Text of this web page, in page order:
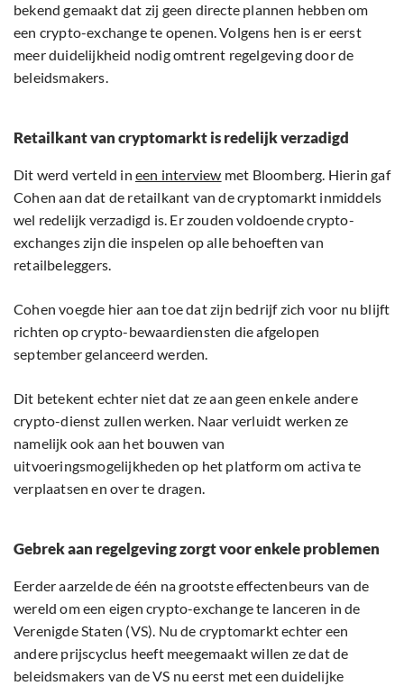
bekend gemaakt dat zij geen directe plannen hebben om
een crypto-exchange te openen. Volgens hen is er eerst
meer duidelijkheid nodig omtrent regelgeving door de
beleidsmakers.
Retailkant van cryptomarkt is redelijk verzadigd
Dit werd verteld in een interview met Bloomberg. Hierin gaf
Cohen aan dat de retailkant van de cryptomarkt inmiddels
wel redelijk verzadigd is. Er zouden voldoende crypto-
exchanges zijn die inspelen op alle behoeften van
retailbeleggers.
Cohen voegde hier aan toe dat zijn bedrijf zich voor nu blijft
richten op crypto-bewaardiensten die afgelopen
september gelanceerd werden.
Dit betekent echter niet dat ze aan geen enkele andere
crypto-dienst zullen werken. Naar verluidt werken ze
namelijk ook aan het bouwen van
uitvoeringsmogelijkheden op het platform om activa te
verplaatsen en over te dragen.
Gebrek aan regelgeving zorgt voor enkele problemen
Eerder aarzelde de één na grootste effectenbeurs van de
wereld om een eigen crypto-exchange te lanceren in de
Verenigde Staten (VS). Nu de cryptomarkt echter een
andere prijscyclus heeft meegemaakt willen ze dat de
beleidsmakers van de VS nu eerst met een duidelijke